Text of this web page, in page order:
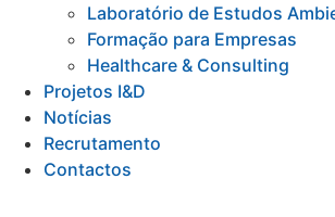
Laboratório de Estudos
Formação para Empresas
Healthcare & Consulting
Projetos I&D
Notícias
Recrutamento
Contactos